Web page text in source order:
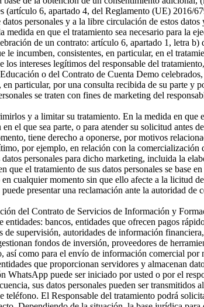
(artículo 6, apartado 4, del Reglamento (UE) 2016/
personales y a la libre circulación de estos
medida en que el tratamiento sea necesario para
de un contrato: artículo 6, apartado 1, letra
le incumben, consistentes, en particular, en el
intereses legítimos del responsable del
o del Contrato de Cuenta Demo
particular, por una consulta recibida de su parte
se traten con fines de marketing del
y a limitar su tratamiento. En la medida en
el que sea parte, o para atender su solicitud antes
tiene derecho a oponerse, por motivos
por ejemplo, en relación con la
personales para dicho marketing, incluida la
que el tratamiento de sus datos personales se
cualquier momento sin que ello afecte a la licitud
presentar una reclamación ante la autoridad
del Contrato de Servicios de Información y
bancos, entidades que ofrecen pagos
de supervisión, autoridades de información
fondos de inversión, proveedores de
como para el envío de información comercial
que proporcionan servidores y almacenan
puede ser iniciado por usted o por el
sus datos personales pueden ser
El Responsable del tratamiento podrá